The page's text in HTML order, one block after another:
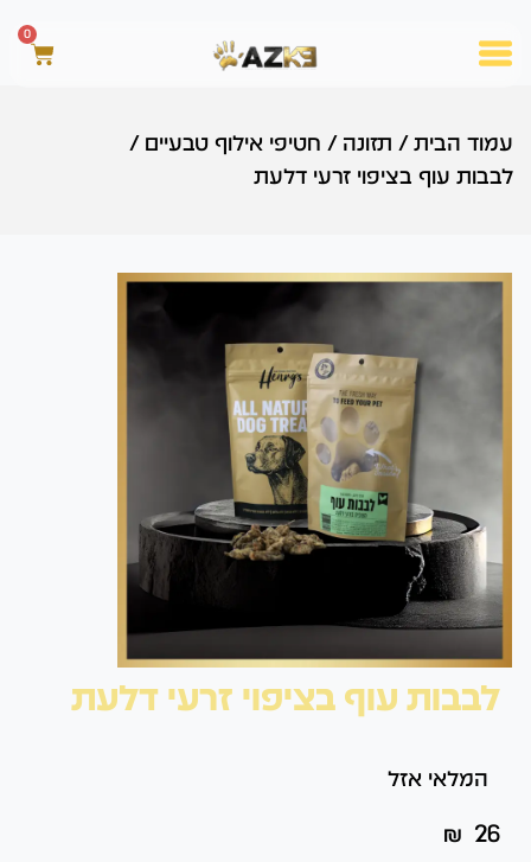
0
עמוד הבית / תזונה / חטיפי אילוף טבעיים /
לבבות עוף בציפוי זרעי דלעת
לבבות עוף בציפוי זרעי דלעת
המלאי אזל
₪ 26